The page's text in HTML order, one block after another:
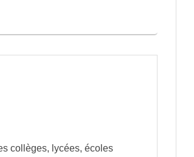
collèges, lycées, écoles